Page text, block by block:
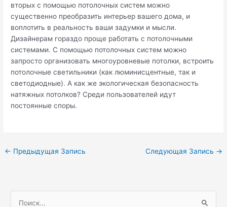
вторых с помощью потолочных систем можно
существенно преобразить интерьер вашего дома, и
воплотить в реальность ваши задумки и мысли.
Дизайнерам гораздо проще работать с потолочными
системами. С помощью потолочных систем можно
запросто организовать многоуровневые потолки, встроить
потолочные светильники (как люминисцентные, так и
светодиодные). А как же экологическая безопасность
натяжных потолков? Среди пользователей идут
постоянные споры.
Навигация
← Предыдущая Запись Следующая Запись →